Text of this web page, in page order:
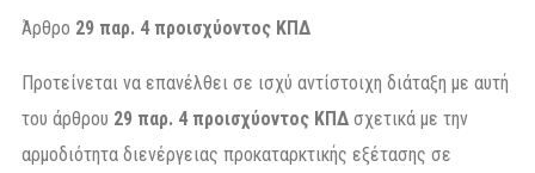
Άρθρο 29 παρ. 4 προισχύοντος ΚΠΔ
Προτείνεται να επανέλθει σε ισχύ αντίστοιχη διάταξη με αυτή
του άρθρου 29 παρ. 4 προισχύοντος ΚΠΔ σχετικά με την
αρμοδιότητα διενέργειας προκαταρκτικής εξέτασης σε